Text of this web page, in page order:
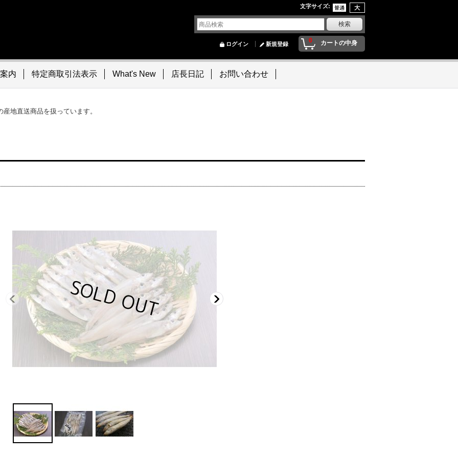
文字サイズ:
0 カートの中身
ログイン 新規登録
内 特定商取引法表示 What's New 店長日記 お問い合わせ
地直送商品を扱っています。